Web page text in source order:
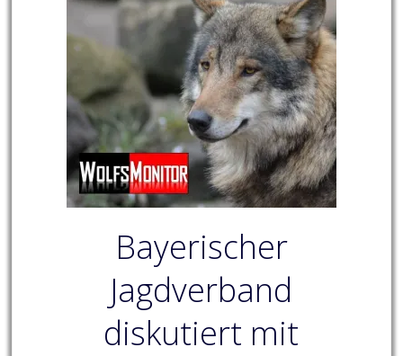
Bayerischer
Jagdverband
diskutiert mit